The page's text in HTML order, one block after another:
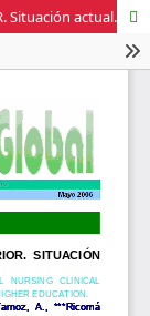
ESPACIO EUROPEO DE EDUCACIÓN SUPERIOR. Situación actual. Marco legislativo.